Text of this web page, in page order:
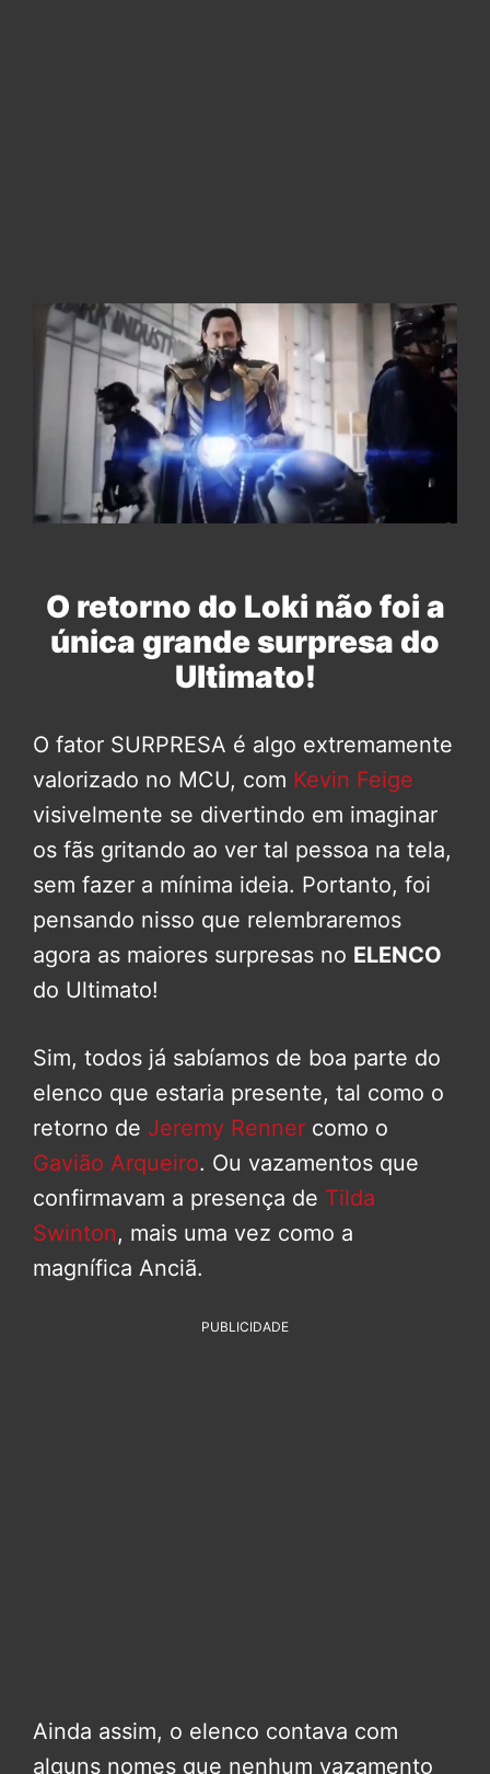
O retorno do Loki não foi a
única grande surpresa do
Ultimato!
O fator SURPRESA é algo extremamente
valorizado no MCU, com Kevin Feige
visivelmente se divertindo em imaginar
os fãs gritando ao ver tal pessoa na tela,
sem fazer a mínima ideia. Portanto, foi
pensando nisso que relembraremos
agora as maiores surpresas no ELENCO
do Ultimato!
Sim, todos já sabíamos de boa parte do
elenco que estaria presente, tal como o
retorno de Jeremy Renner como o
Gavião Arqueiro. Ou vazamentos que
confirmavam a presença de Tilda
Swinton, mais uma vez como a
magnífica Anciã.
PUBLICIDADE
Ainda assim, o elenco contava com
alguns nomes que nenhum vazamento